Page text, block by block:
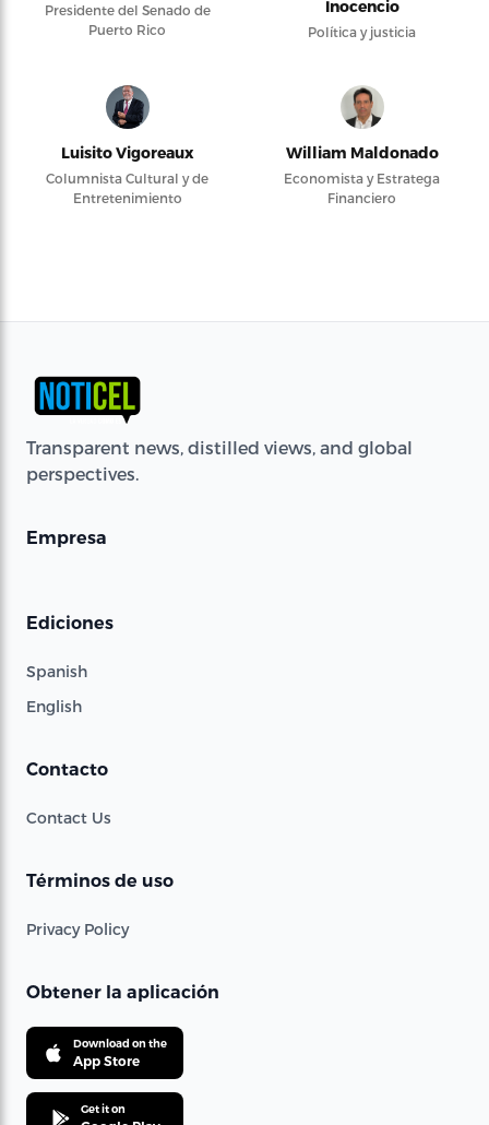
Presidente del Senado de
Puerto Rico
Inocencio
Política y justicia
Luisito Vigoreaux
Columnista Cultural y de
Entretenimiento
William Maldonado
Economista y Estratega
Financiero
Transparent news, distilled views, and global
perspectives.
Empresa
Ediciones
Spanish
English
Contacto
Contact Us
Términos de uso
Privacy Policy
Obtener la aplicación
Download on the
App Store
Get it on